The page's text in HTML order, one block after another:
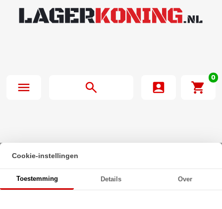
0
Beginpagina· NTN Insert Lager AS201-008 (12.7mm)
Cookie-instellingen
Toestemming Details Over